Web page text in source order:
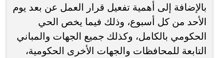
بالإضافة إلى أهمية تفعيل قرار العمل عن بعد يوم
الأحد من كل أسبوع، وذلك فيما يخص الحي
الحكومي بالكامل، وكذلك جميع الجهات والمباني
التابعة للمحافظات والجهات الأخرى الحكومية،